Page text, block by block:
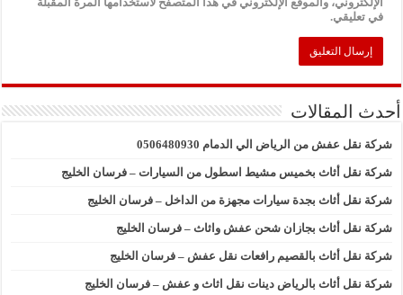
في تعليقي.
أحدث المقالات
شركة نقل عفش من الرياض الي الدمام 0506480930
شركة نقل أثاث بخميس مشيط اسطول من السيارات – فرسان الخليج
شركة نقل أثاث بجدة سيارات مجهزة من الداخل – فرسان الخليج
شركة نقل أثاث بجازان شحن عفش واثاث – فرسان الخليج
شركة نقل أثاث بالقصيم رافعات نقل عفش – فرسان الخليج
شركة نقل أثاث بالرياض دينات نقل اثاث و عفش – فرسان الخليج